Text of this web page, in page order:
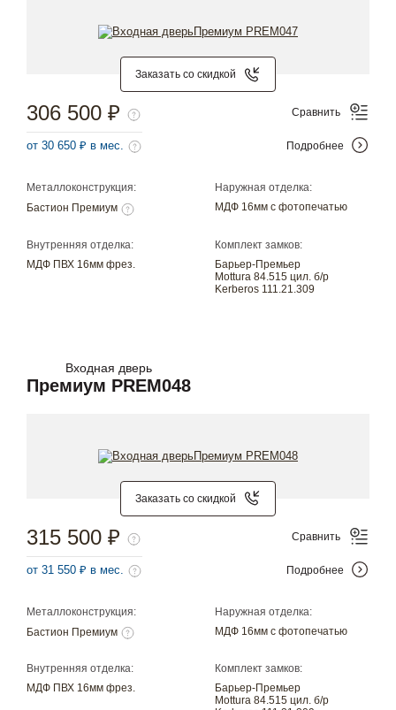
Заказать со скидкой
Металлоконструкция:
Бастион Премиум
Наружная отделка:
МДФ 16мм с фотопечатью
Внутренняя отделка:
МДФ ПВХ 16мм фрез.
Комплект замков:
Барьер-Премьер
Mottura 84.515 цил. б/р
Kerberos 111.21.309
306 500 ₽
от 30 650 ₽ в мес.
Сравнить
Подробнее
Входная дверь
Премиум PREM048
Заказать со скидкой
Металлоконструкция:
Бастион Премиум
Наружная отделка:
МДФ 16мм с фотопечатью
Внутренняя отделка:
МДФ ПВХ 16мм фрез.
Комплект замков:
Барьер-Премьер
Mottura 84.515 цил. б/р
315 500 ₽
от 31 550 ₽ в мес.
Сравнить
Подробнее